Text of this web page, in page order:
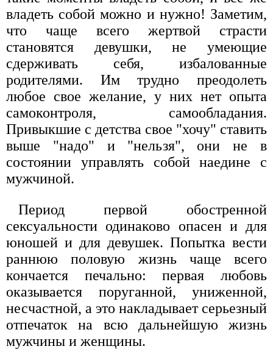
владеть собой можно и нужно! Заметим,
что чаще всего жертвой страсти
становятся девушки, не умеющие
сдерживать себя, избалованные
родителями. Им трудно преодолеть
любое свое желание, у них нет опыта
самоконтроля, самообладания.
Привыкшие с детства свое "хочу" ставить
выше "надо" и "нельзя", они не в
состоянии управлять собой наедине с
мужчиной.
Период первой обостренной
сексуальности одинаково опасен и для
юношей и для девушек. Попытка вести
раннюю половую жизнь чаще всего
кончается печально: первая любовь
оказывается поруганной, униженной,
несчастной, а это накладывает серьезный
отпечаток на всю дальнейшую жизнь
мужчины и женщины.